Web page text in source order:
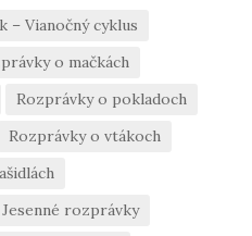
– Vianočný cyklus
o mačkách
Rozprávky o pokladoch
Rozprávky o vtákoch
Jesenné rozprávky